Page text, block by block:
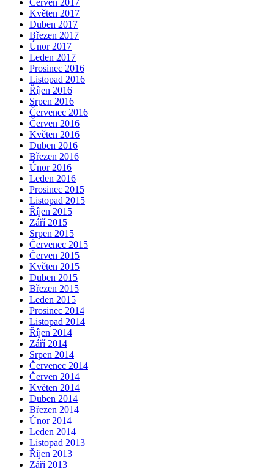
Květen 2017
Duben 2017
Březen 2017
Únor 2017
Leden 2017
Prosinec 2016
Listopad 2016
Říjen 2016
Srpen 2016
Červenec 2016
Červen 2016
Květen 2016
Duben 2016
Březen 2016
Únor 2016
Leden 2016
Prosinec 2015
Listopad 2015
Říjen 2015
Září 2015
Srpen 2015
Červenec 2015
Červen 2015
Květen 2015
Duben 2015
Březen 2015
Leden 2015
Prosinec 2014
Listopad 2014
Říjen 2014
Září 2014
Srpen 2014
Červenec 2014
Červen 2014
Květen 2014
Duben 2014
Březen 2014
Únor 2014
Leden 2014
Listopad 2013
Říjen 2013
Září 2013